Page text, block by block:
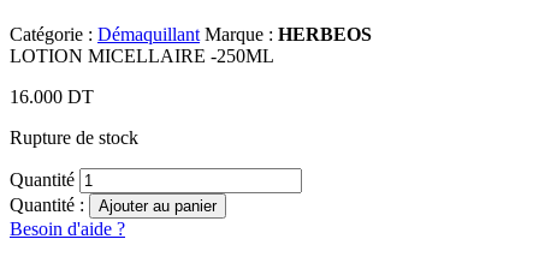
Catégorie : Démaquillant Marque : HERBEOS
LOTION MICELLAIRE -250ML
16.000 DT
Rupture de stock
Quantité
Quantité :
Ajouter au panier
Besoin d'aide ?